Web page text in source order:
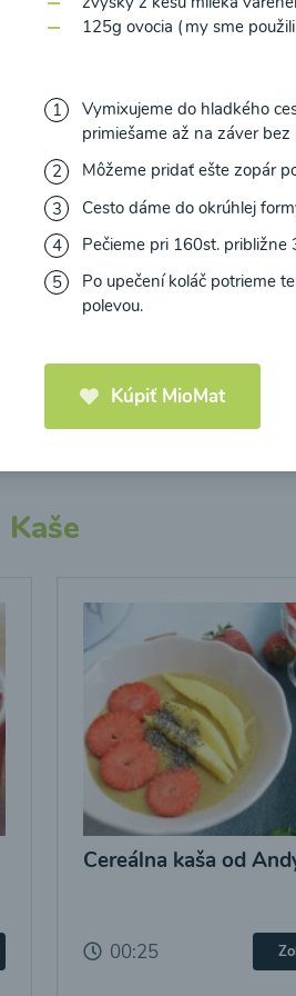
Brokolicová polievka
syrom
00:25
Kaše
Cereálna kaša od
00:25
125g ovocia (my sme
Vymixujeme do hladkého
primiešame až na záver bez
Môžeme pridať ešte zopár
Cesto dáme do okrúhlej
Pečieme pri 160st. približne
Po upečení koláč potrieme
polevou.
Kúpiť MioMat